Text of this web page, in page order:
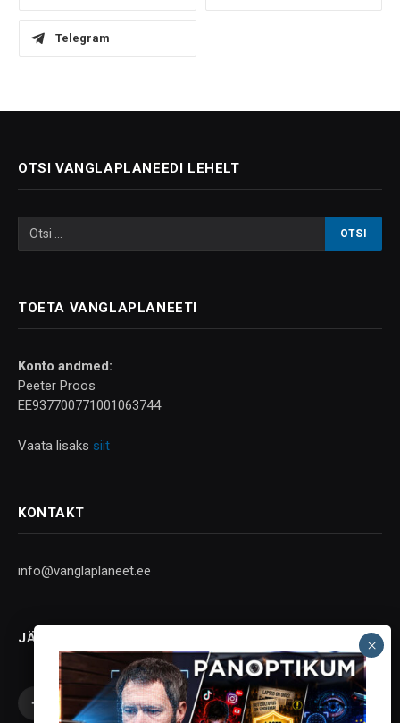
Telegram
OTSI VANGLAPLANEEDI LEHELT
TOETA VANGLAPLANEETI
Konto andmed:
Peeter Proos
EE937700771001063744
Vaata lisaks siit
KONTAKT
info@vanglaplaneet.ee
JÄLGI SOTSIAALMEEDIAS
Facebook
X
InstagramYouTubeTelegram